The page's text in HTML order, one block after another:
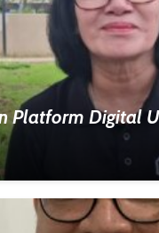
Platform Digital